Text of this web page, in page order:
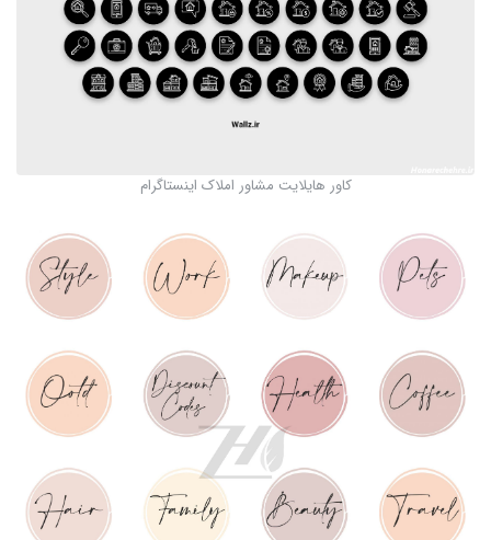
کاور هایلایت مشاور املاک اینستاگرام